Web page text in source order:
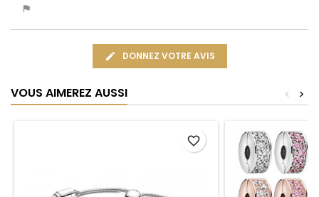
DONNEZ VOTRE AVIS
VOUS AIMEREZ AUSSI >
<
favorite_border